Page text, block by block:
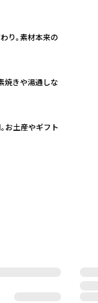
り。素材本来の
焼きや湯通しな
お土産やギフト